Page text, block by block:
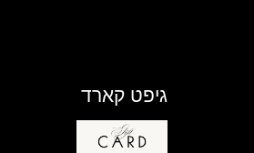
גיפט קארד